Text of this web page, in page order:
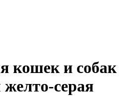
кошек и собак
желто-серая